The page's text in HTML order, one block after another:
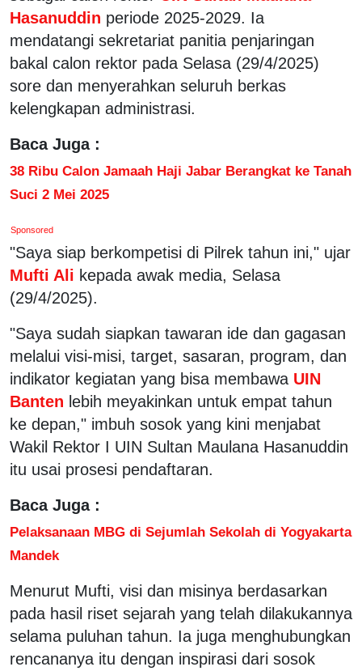
Hasanuddin periode 2025-2029. Ia
mendatangi sekretariat panitia penjaringan
bakal calon rektor pada Selasa (29/4/2025)
sore dan menyerahkan seluruh berkas
kelengkapan administrasi.
Baca Juga :
38 Ribu Calon Jamaah Haji Jabar Berangkat ke Tanah
Suci 2 Mei 2025
Sponsored
"Saya siap berkompetisi di Pilrek tahun ini," ujar
Mufti Ali kepada awak media, Selasa
(29/4/2025).
"Saya sudah siapkan tawaran ide dan gagasan
melalui visi-misi, target, sasaran, program, dan
indikator kegiatan yang bisa membawa UIN
Banten lebih meyakinkan untuk empat tahun
ke depan," imbuh sosok yang kini menjabat
Wakil Rektor I UIN Sultan Maulana Hasanuddin
itu usai prosesi pendaftaran.
Baca Juga :
Pelaksanaan MBG di Sejumlah Sekolah di Yogyakarta
Mandek
Menurut Mufti, visi dan misinya berdasarkan
pada hasil riset sejarah yang telah dilakukannya
selama puluhan tahun. Ia juga menghubungkan
rencananya itu dengan inspirasi dari sosok